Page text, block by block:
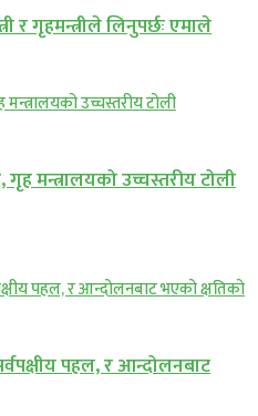
र गृहमन्त्रीले लिनुपर्छः एमाले
मन्त्रालयको उच्चस्तरीय टोली
पहल, र आन्दोलनबाट